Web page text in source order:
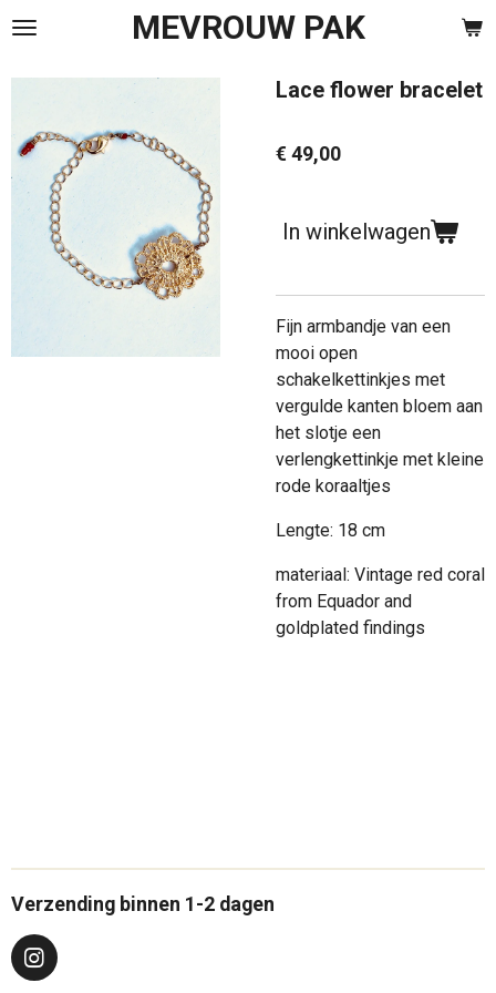
Ga
naar
hoofdinhoud
MEVROUW PAK
Lace flower bracelet
€ 49,00
In winkelwagen
Fijn armbandje van een
mooi open
schakelkettinkjes met
vergulde kanten bloem aan
het slotje een
verlengkettinkje met kleine
rode koraaltjes
Lengte: 18 cm
materiaal: Vintage red coral
from Equador and
goldplated findings
Verzending binnen 1-2 dagen
I
n